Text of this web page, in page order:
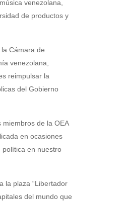
venezolana,
de productos y
Cámara de
venezolana,
reimpulsar la
del Gobierno
de la OEA
en ocasiones
política en nuestro
la plaza “Libertador
del mundo que